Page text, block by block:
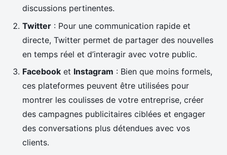
discussions pertinentes.
Twitter : Pour une communication rapide et
directe, Twitter permet de partager des nouvelles
en temps réel et d’interagir avec votre public.
Facebook et Instagram : Bien que moins formels,
ces plateformes peuvent être utilisées pour
montrer les coulisses de votre entreprise, créer
des campagnes publicitaires ciblées et engager
des conversations plus détendues avec vos
clients.